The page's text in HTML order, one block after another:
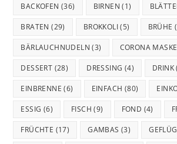
BACKOFEN (36) BIRNEN (1)
BRATEN (29) BROKKOLI(5) BRÜHE
BÄRLAUCHNUDELN (3) CORONA MASKE
DESSERT (28) DRESSING (4) DRINK
EINBRENNE (6) EINFACH (80)
ESSIG (6) FISCH (9) FOND (4)
FRÜCHTE (17) GAMBAS (3)